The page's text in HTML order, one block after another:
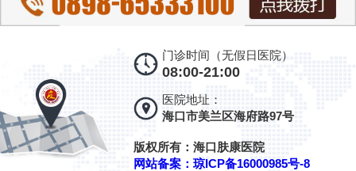
门诊时间（无假日医院）
08:00-21:00
医院地址：
海口市美兰区海府路97号
版权所有：海口肤康医院
网站备案：琼ICP备16000985号-8